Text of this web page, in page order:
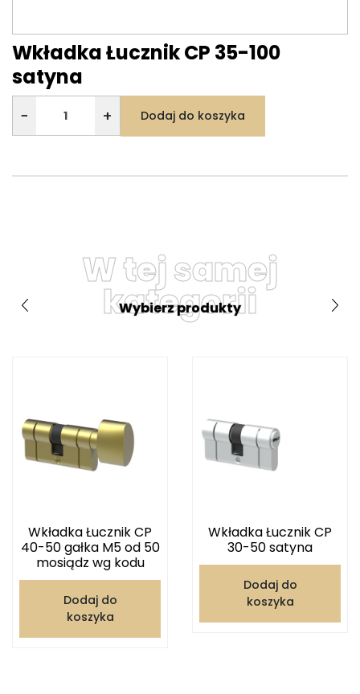
Wkładka Łucznik CP 35-100
satyna
− + Dodaj do koszyka
W tej samej
kategorii
Wybierz produkty
Wkładka Łucznik CP
40-50 gałka M5 od 50
mosiądz wg kodu
Dodaj do
koszyka
Wkładka Łucznik CP
30-50 satyna
Dodaj do
koszyka